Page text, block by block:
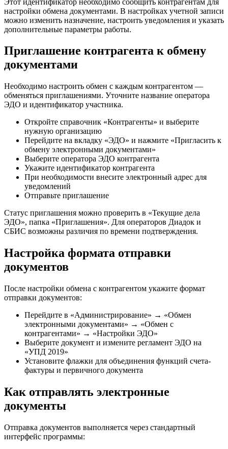
настройки обмена документами. В настройках учетной записи
можно изменить назначение, настроить уведомления и указать
дополнительные параметры работы.
Приглашение контрагента к обмену
документами
Необходимо настроить обмен с каждым контрагентом —
обменяться приглашениями. Уточните название оператора
ЭДО и идентификатор участника.
Откройте справочник «Контрагенты» и выберите
нужную организацию
Перейдите на вкладку «ЭДО» и нажмите «Пригласить к
обмену электронными документами»
Выберите оператора ЭДО контрагента
Укажите идентификатор контрагента
При необходимости внесите электронный адрес для
уведомлений
Отправьте приглашение
Статус приглашения можно проверить в «Текущие дела
ЭДО», папка «Приглашения». Для операторов Диадок и
СБИС возможны различия по времени подтверждения.
Настройка формата отправки
документов
После настройки обмена с контрагентом укажите формат
отправки документов:
Перейдите в «Администрирование» → «Обмен
электронными документами» → «Обмен с
контрагентами» → «Настройки ЭДО»
Выберите документ и измените регламент ЭДО на
«УПД 2019»
Установите флажки для объединения функций счета-
фактуры и первичного документа
Как отправлять электронные
документы
Отправка документов выполняется через стандартный
интерфейс программы: